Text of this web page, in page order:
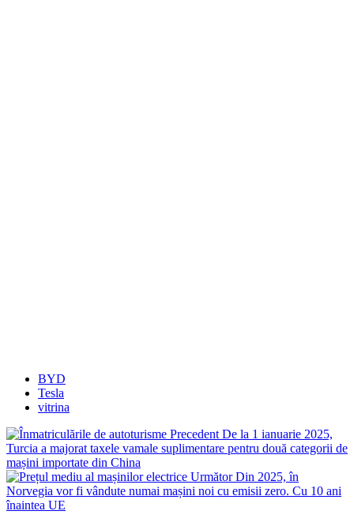
BYD
Tesla
vitrina
Precedent De la 1 ianuarie 2025,
Turcia a majorat taxele vamale suplimentare pentru două categorii de
mașini importate din China
Următor Din 2025, în
Norvegia vor fi vândute numai mașini noi cu emisii zero. Cu 10 ani
înaintea UE